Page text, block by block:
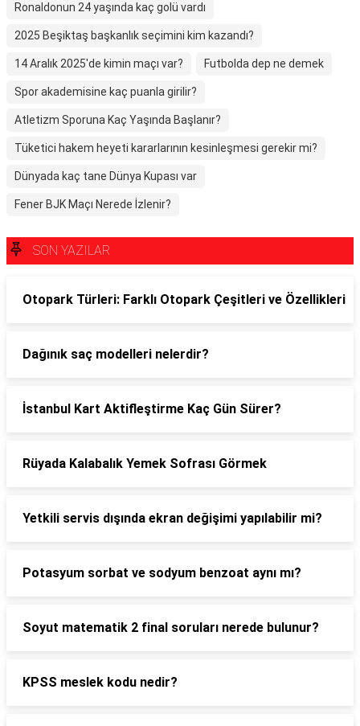
Ronaldonun 24 yaşında kaç golü vardı
2025 Beşiktaş başkanlık seçimini kim kazandı?
14 Aralık 2025'de kimin maçı var? Futbolda dep ne demek
Spor akademisine kaç puanla girilir?
Atletizm Sporuna Kaç Yaşında Başlanır?
Tüketici hakem heyeti kararlarının kesinleşmesi gerekir mi?
Dünyada kaç tane Dünya Kupası var
Fener BJK Maçı Nerede İzlenir?
SON YAZILAR
Otopark Türleri: Farklı Otopark Çeşitleri ve Özellikleri
Dağınık saç modelleri nelerdir?
İstanbul Kart Aktifleştirme Kaç Gün Sürer?
Rüyada Kalabalık Yemek Sofrası Görmek
Yetkili servis dışında ekran değişimi yapılabilir mi?
Potasyum sorbat ve sodyum benzoat aynı mı?
Soyut matematik 2 final soruları nerede bulunur?
KPSS meslek kodu nedir?